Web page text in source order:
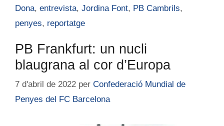
Dona, entrevista, Jordina Font, PB Cambrils,
penyes, reportatge
PB Frankfurt: un nucli
blaugrana al cor d’Europa
7 d'abril de 2022 per Confederació Mundial de
Penyes del FC Barcelona